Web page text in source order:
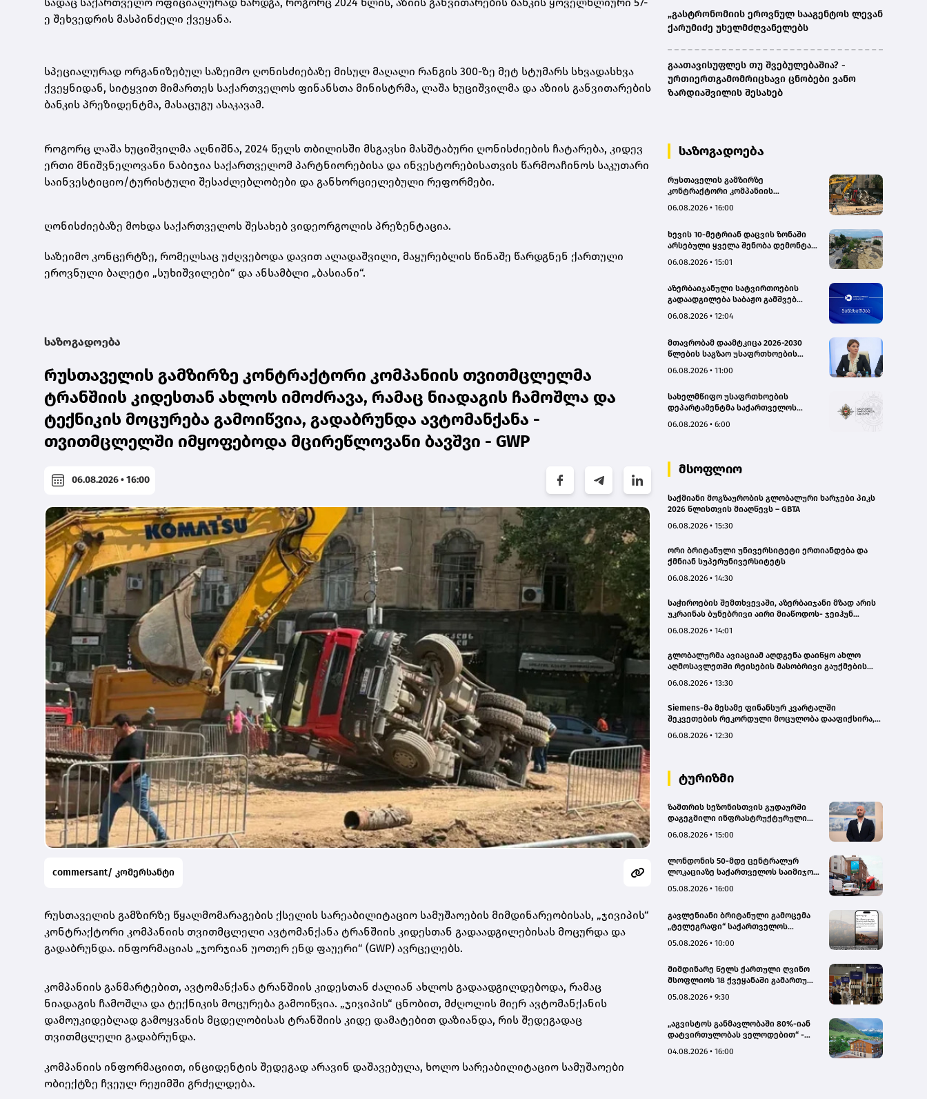
ე შეხვედრის მასპინძელი ქვეყანა.
სპეციალურად ორგანიზებულ საზეიმო ღონისძიებაზე მისულ მაღალი რანგის 300-ზე მეტ სტუმარს სხვადასხვა
ქვეყნიდან, სიტყვით მიმართეს საქართველოს ფინანსთა მინისტრმა, ლაშა ხუციშვილმა და აზიის განვითარების
ბანკის პრეზიდენტმა, მასაცუგუ ასაკავამ.
როგორც ლაშა ხუციშვილმა აღნიშნა, 2024 წელს თბილისში მსგავსი მასშტაბური ღონისძიების ჩატარება, კიდევ
ერთი მნიშვნელოვანი ნაბიჯია საქართველომ პარტნიორებისა და ინვესტორებისათვის წარმოაჩინოს საკუთარი
საინვესტიციო/ტურისტული შესაძლებლობები და განხორციელებული რეფორმები.
ღონისძიებაზე მოხდა საქართველოს შესახებ ვიდეორგოლის პრეზენტაცია.
საზეიმო კონცერტზე, რომელსაც უძღვებოდა დავით ალადაშვილი, მაყურებლის წინაშე წარდგნენ ქართული
ეროვნული ბალეტი „სუხიშვილები“ და ანსამბლი „ბასიანი“.
საზოგადოება
რუსთაველის გამზირზე კონტრაქტორი კომპანიის თვითმცლელმა
ტრანშიის კიდესთან ახლოს იმოძრავა, რამაც ნიადაგის ჩამოშლა და
ტექნიკის მოცურება გამოიწვია, გადაბრუნდა ავტომანქანა -
თვითმცლელში იმყოფებოდა მცირეწლოვანი ბავშვი - GWP
06.08.2026 • 16:00
commersant/ კომერსანტი
რუსთაველის გამზირზე წყალმომარაგების ქსელის სარეაბილიტაციო სამუშაოების მიმდინარეობისას, „ჯივიპის“
კონტრაქტორი კომპანიის თვითმცლელი ავტომანქანა ტრანშიის კიდესთან გადაადგილებისას მოცურდა და
გადაბრუნდა. ინფორმაციას „ჯორჯიან უოთერ ენდ ფაუერი“ (GWP) ავრცელებს.
კომპანიის განმარტებით, ავტომანქანა ტრანშიის კიდესთან ძალიან ახლოს გადაადგილდებოდა, რამაც
ნიადაგის ჩამოშლა და ტექნიკის მოცურება გამოიწვია. „ჯივიპის“ ცნობით, მძღოლის მიერ ავტომანქანის
დამოუკიდებლად გამოყვანის მცდელობისას ტრანშიის კიდე დამატებით დაზიანდა, რის შედეგადაც
თვითმცლელი გადაბრუნდა.
კომპანიის ინფორმაციით, ინციდენტის შედეგად არავინ დაშავებულა, ხოლო სარეაბილიტაციო სამუშაოები
ობიექტზე ჩვეულ რეჟიმში გრძელდება.
„გასტრონომიის ეროვნულ სააგენტოს ლევან
ქარუმიძე უხელმძღვანელებს
გაათავისუფლეს თუ შვებულებაშია? -
ურთიერთგამომრიცხავი ცნობები ვანო
ზარდიაშვილის შესახებ
საზოგადოება
რუსთაველის გამზირზე
კონტრაქტორი კომპანიის
ახლოს იმოძრავა, რამაც ნიადაგის
გამოიწვია, გადაბრუნდა
ავტომანქანა - თვითმცლელში
იმყოფებოდა მცირეწლოვანი ბავშვი
06.08.2026 • 16:00
ხევის 10-მეტრიან დაცვის ზონაში
არსებული ყველა შენობა დემონტაჟს
06.08.2026 • 15:01
აზერბაიჯანული სატვირთოების
გადაადგილება საბაჟო გამშვებ
მიმდინარეობს- შემოსავლების
06.08.2026 • 12:04
მთავრობამ დაამტკიცა 2026-2030
წლების საგზაო უსაფრთხოების
სამოქმედო გეგმა – თამარ
06.08.2026 • 11:00
სახელმწიფო უსაფრთხოების
დეპარტამენტმა საქართველოს
საზიანოდ საბოტაჟის მუხლით
06.08.2026 • 6:00
მსოფლიო
საქმიანი მოგზაურობის გლობალური ხარჯები პიკს
2026 წლისთვის მიაღწევს – GBTA
06.08.2026 • 15:30
ორი ბრიტანული უნივერსიტეტი ერთიანდება და
ქმნიან სუპერუნივერსიტეტს
06.08.2026 • 14:30
საჭიროების შემთხვევაში, აზერბაიჯანი მზად არის
უკრაინას ბუნებრივი აირი მიაწოდოს- ჯეიჰუნ
06.08.2026 • 14:01
გლობალურმა ავიაციამ აღდგენა დაიწყო ახლო
აღმოსავლეთში რეისების მასობრივი გაუქმების
06.08.2026 • 13:30
Siemens-მა მესამე ფინანსურ კვარტალში
შეკვეთების რეკორდული მოცულობა დააფიქსირა,
06.08.2026 • 12:30
ტურიზმი
ზამთრის სეზონისთვის გუდაურში
დაგეგმილი ინფრასტრუქტურული
გუდაურის ტურისტული
დარსალია
06.08.2026 • 15:00
ლონდონის 50-მდე ცენტრალურ
ლოკაციაზე საქართველოს საიმიჯო
05.08.2026 • 16:00
გავლენიანი ბრიტანული გამოცემა
„ტელეგრაფი“ საქართველოს
სტატიების ციკლს აქვეყნებს
05.08.2026 • 10:00
მიმდინარე წელს ქართული ღვინო
მსოფლიოს 18 ქვეყანაში გამართულ
წარმოდგენილი
05.08.2026 • 9:30
„აგვისტოს განმავლობაში 80%-იან
დატვირთულობას ველოდებით“ -
04.08.2026 • 16:00